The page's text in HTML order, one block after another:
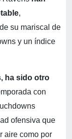
,
su mariscal de
y un índice
ha sido otro
con
ofensiva que
aire como por